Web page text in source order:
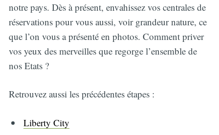
notre pays. Dès à présent, envahissez vos centrales de
réservations pour vous aussi, voir grandeur nature, ce
que l’on vous a présenté en photos. Comment priver
vos yeux des merveilles que regorge l’ensemble de
nos Etats ?
Retrouvez aussi les précédentes étapes :
Liberty City